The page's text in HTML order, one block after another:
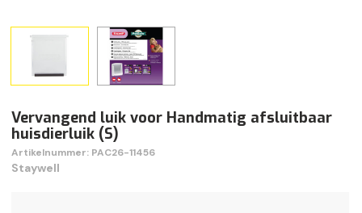
Vervangend luik voor Handmatig afsluitbaar
huisdierluik (S)
Artikelnummer: PAC26-11456
Staywell